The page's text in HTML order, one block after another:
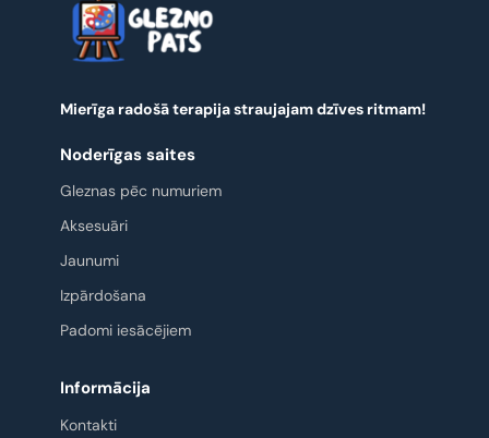
Mierīga radošā terapija straujajam dzīves ritmam!
Noderīgas saites
Gleznas pēc numuriem
Aksesuāri
Jaunumi
Izpārdošana
Padomi iesācējiem
Informācija
Kontakti